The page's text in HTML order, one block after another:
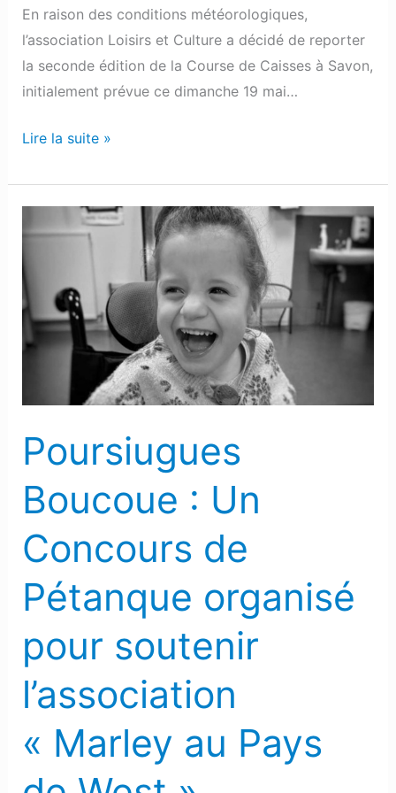
En raison des conditions météorologiques,
l’association Loisirs et Culture a décidé de reporter
la seconde édition de la Course de Caisses à Savon,
initialement prévue ce dimanche 19 mai…
Lire la suite »
Poursiugues
Boucoue : Un
Concours de
Pétanque organisé
pour soutenir
l’association
« Marley au Pays
Poursiugues
:
Un
Concours
de
soutenir
« Marley
Pays
West »